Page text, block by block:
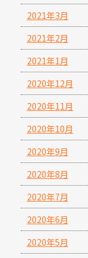
2021年3月
2021年2月
2021年1月
2020年12月
2020年11月
2020年10月
2020年9月
2020年8月
2020年7月
2020年6月
2020年5月